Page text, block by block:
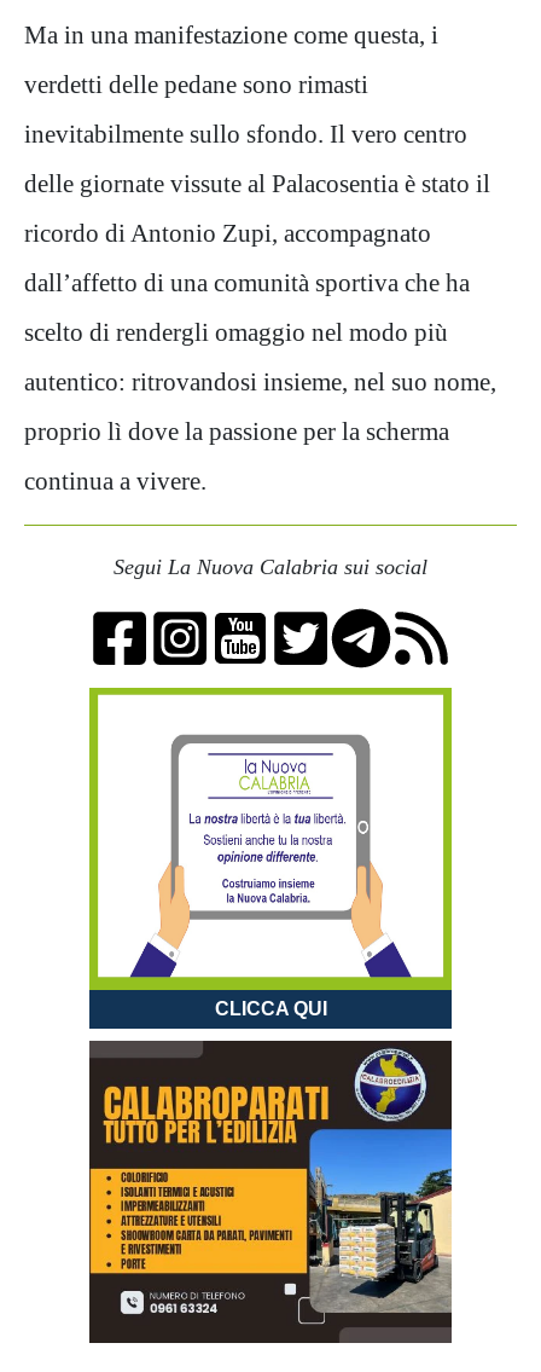
Ma in una manifestazione come questa, i
verdetti delle pedane sono rimasti
inevitabilmente sullo sfondo. Il vero centro
delle giornate vissute al Palacosentia è stato il
ricordo di Antonio Zupi, accompagnato
dall’affetto di una comunità sportiva che ha
scelto di rendergli omaggio nel modo più
autentico: ritrovandosi insieme, nel suo nome,
proprio lì dove la passione per la scherma
continua a vivere.
Segui La Nuova Calabria sui social
CLICCA QUI